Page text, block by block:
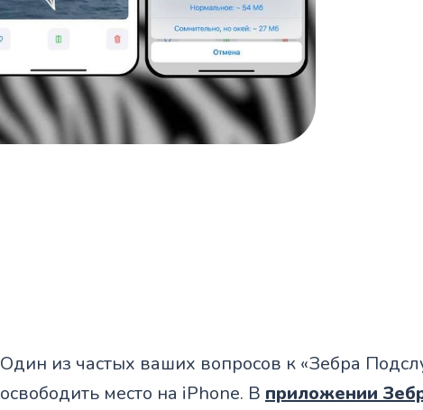
Один из частых ваших вопросов к «Зебра
освободить место на iPhone. В приложении